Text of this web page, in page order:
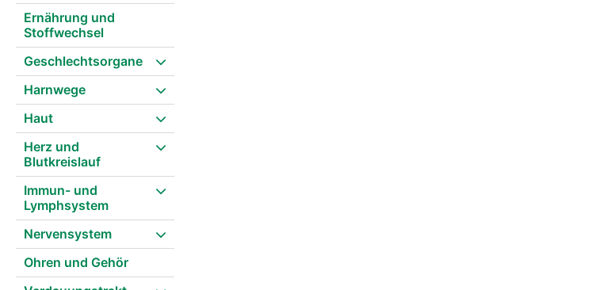
Ernährung und
Stoffwechsel
Geschlechtsorgane
Harnwege
Haut
Herz und
Blutkreislauf
Immun- und
Lymphsystem
Nervensystem
Ohren und Gehör